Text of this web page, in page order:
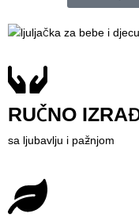
RUČNO
sa ljubavlju i pažnjom